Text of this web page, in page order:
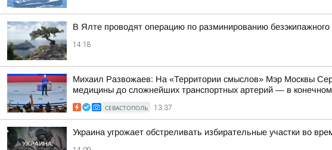
В Ялте проводят операцию по разминированию
14:18
Михаил Развожаев: На «Территории смыслов» Мэр Москвы
медицины до сложнейших транспортных артерий — в конечном
СЕВАСТОПОЛЬ 13:37
Украина угрожает обстреливать избирательные участки во